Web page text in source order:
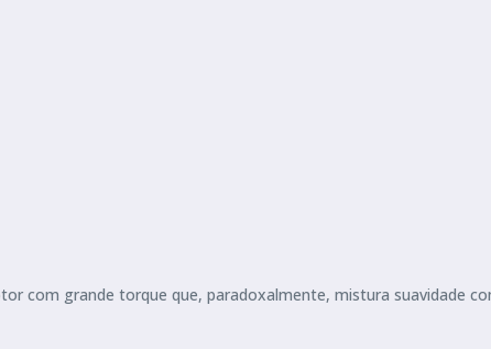
com grande torque que, paradoxalmente, mistura suavidade